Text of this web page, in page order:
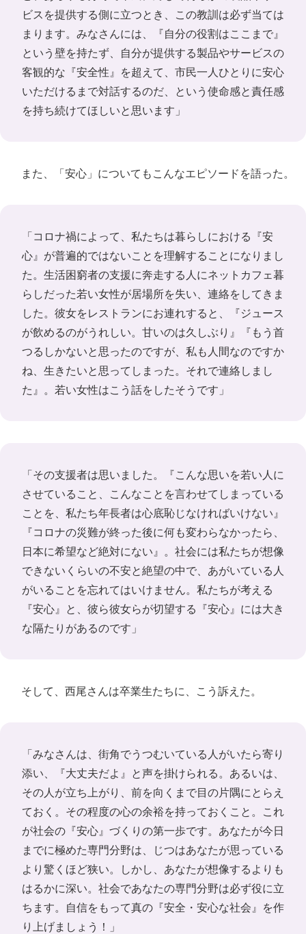
ビスを提供する側に立つとき、この教訓は必ず当ては
まります。みなさんには、『自分の役割はここまで』
という壁を持たず、自分が提供する製品やサービスの
客観的な『安全性』を超えて、市民一人ひとりに安心
いただけるまで対話するのだ、という使命感と責任感
を持ち続けてほしいと思います」
また、「安心」についてもこんなエピソードを語った。
「コロナ禍によって、私たちは暮らしにおける『安
心』が普遍的ではないことを理解することになりまし
た。生活困窮者の支援に奔走する人にネットカフェ暮
らしだった若い女性が居場所を失い、連絡をしてきま
した。彼女をレストランにお連れすると、『ジュース
が飲めるのがうれしい。甘いのは久しぶり』『もう首
つるしかないと思ったのですが、私も人間なのですか
ね、生きたいと思ってしまった。それで連絡しまし
た』。若い女性はこう話をしたそうです」
「その支援者は思いました。『こんな思いを若い人に
させていること、こんなことを言わせてしまっている
ことを、私たち年長者は心底恥じなければいけない』
『コロナの災難が終った後に何も変わらなかったら、
日本に希望など絶対にない』。社会には私たちが想像
できないくらいの不安と絶望の中で、あがいている人
がいることを忘れてはいけません。私たちが考える
『安心』と、彼ら彼女らが切望する『安心』には大き
な隔たりがあるのです」
そして、西尾さんは卒業生たちに、こう訴えた。
「みなさんは、街角でうつむいている人がいたら寄り
添い、『大丈夫だよ』と声を掛けられる。あるいは、
その人が立ち上がり、前を向くまで目の片隅にとらえ
ておく。その程度の心の余裕を持っておくこと。これ
が社会の『安心』づくりの第一歩です。あなたが今日
までに極めた専門分野は、じつはあなたが思っている
より驚くほど狭い。しかし、あなたが想像するよりも
はるかに深い。社会であなたの専門分野は必ず役に立
ちます。自信をもって真の『安全・安心な社会』を作
り上げましょう！」